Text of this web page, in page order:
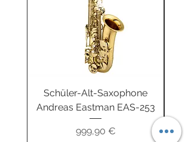
Schüler-Alt-Saxophone
Andreas Eastman EAS-253
Preis
999,90 €